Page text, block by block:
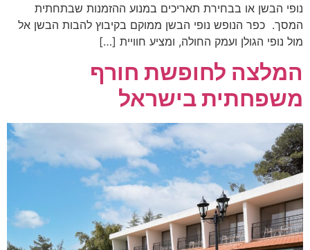
נופי הבשן או בבחירת תאריכים במנוע ההזמנות שבתחתית
המסך. כפר הנופש נופי הבשן ממוקם בקיבוץ להבות הבשן אל
מול נופי הגולן ועמק החולה, ומציע חוויית […]
המלצה לחופשת חורף
משפחתית בישראל